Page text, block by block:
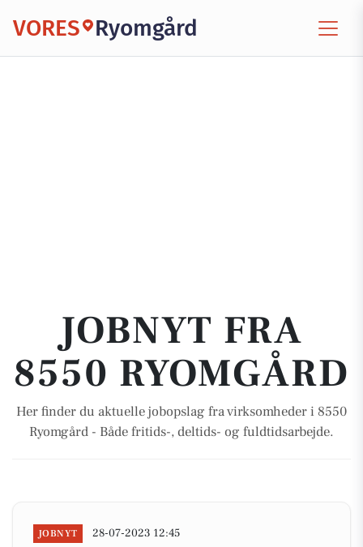
VORES Ryomgård
JOBNYT FRA
8550 RYOMGÅRD
Her finder du aktuelle jobopslag fra virksomheder i 8550
Ryomgård - Både fritids-, deltids- og fuldtidsarbejde.
JOBNYT 28-07-2023 12:45